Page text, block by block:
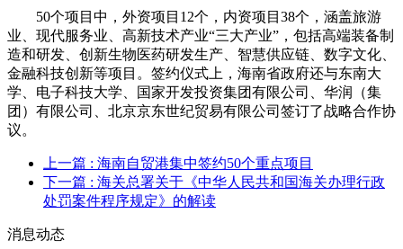
50个项目中，外资项目12个，内资项目38个，涵盖旅游
业、现代服务业、高新技术产业“三大产业”，包括高端装备制
造和研发、创新生物医药研发生产、智慧供应链、数字文化、
金融科技创新等项目。签约仪式上，海南省政府还与东南大
学、电子科技大学、国家开发投资集团有限公司、华润（集
团）有限公司、北京京东世纪贸易有限公司签订了战略合作协
议。
上一篇 : 海南自贸港集中签约50个重点项目
下一篇 : 海关总署关于《中华人民共和国海关办理行政
处罚案件程序规定》的解读
消息动态